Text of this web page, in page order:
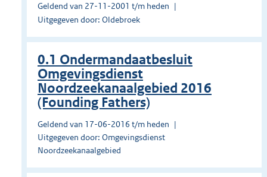
Geldend van 27-11-2001 t/m heden
Uitgegeven door: Oldebroek
0.1 Ondermandaatbesluit
Omgevingsdienst
Noordzeekanaalgebied 2016
(Founding Fathers)
Geldend van 17-06-2016 t/m heden
Uitgegeven door: Omgevingsdienst
Noordzeekanaalgebied